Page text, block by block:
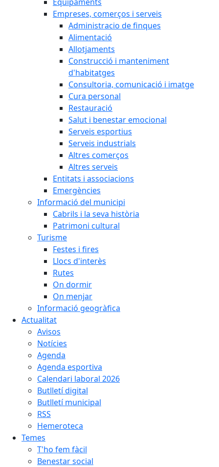
Empreses, comerços i serveis
Administracio de finques
Alimentació
Allotjaments
Construcció i manteniment
d'habitatges
Consultoria, comunicació i imatge
Cura personal
Restauració
Salut i benestar emocional
Serveis esportius
Serveis industrials
Altres comerços
Altres serveis
Entitats i associacions
Emergències
Informació del municipi
Cabrils i la seva història
Patrimoni cultural
Turisme
Festes i fires
Llocs d'interès
Rutes
On dormir
On menjar
Informació geogràfica
Actualitat
Avisos
Notícies
Agenda
Agenda esportiva
Calendari laboral 2026
Butlletí digital
Butlletí municipal
RSS
Hemeroteca
Temes
T'ho fem fàcil
Benestar social